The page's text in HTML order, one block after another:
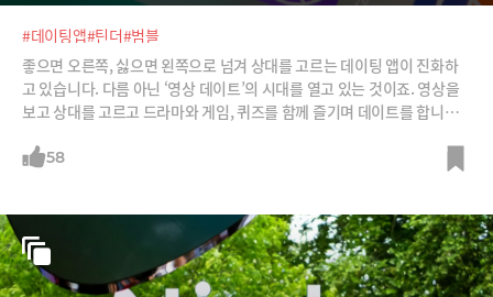
#데이팅앱#틴더#범블
좋으면 오른쪽, 싫으면 왼쪽으로 넘겨 상대를 고르는 데이팅 앱이 진화하
고 있습니다. 다름 아닌 ‘영상 데이트’의 시대를 열고 있는 것이죠. 영상을
보고 상대를 고르고 드라마와 게임, 퀴즈를 함께 즐기며 데이트를 합니다.
58